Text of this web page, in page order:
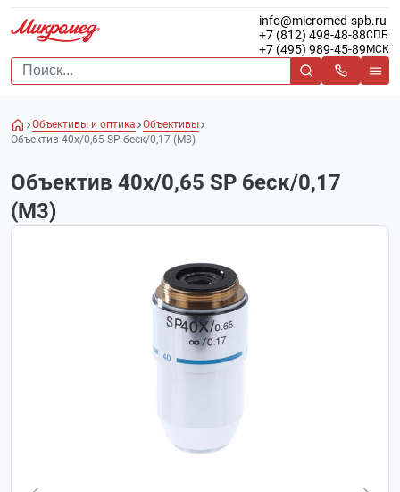
info@micromed-spb.ru
+7 (812) 498-48-88СПБ
+7 (495) 989-45-89 МСК
Объективы и оптика
Объективы
Объектив 40х/0,65 SP беск/0,17 (М3)
Объектив 40х/0,65 SP беск/0,17
(М3)